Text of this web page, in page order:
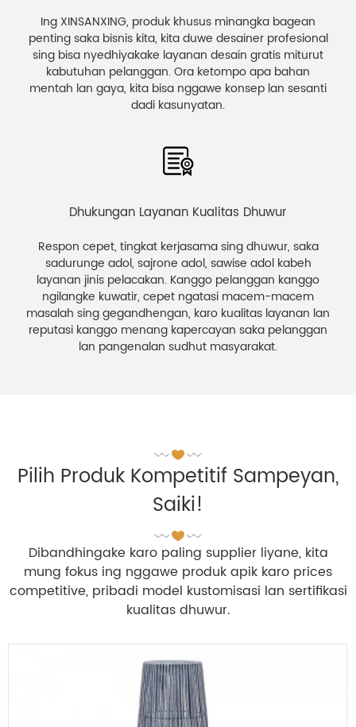
Ing XINSANXING, produk khusus minangka bagean
penting saka bisnis kita, kita duwe desainer profesional
sing bisa nyedhiyakake layanan desain gratis miturut
kabutuhan pelanggan. Ora ketompo apa bahan
mentah lan gaya, kita bisa nggawe konsep lan sesanti
dadi kasunyatan.
Dhukungan Layanan Kualitas Dhuwur
Respon cepet, tingkat kerjasama sing dhuwur, saka
sadurunge adol, sajrone adol, sawise adol kabeh
layanan jinis pelacakan. Kanggo pelanggan kanggo
ngilangke kuwatir, cepet ngatasi macem-macem
masalah sing gegandhengan, karo kualitas layanan lan
reputasi kanggo menang kapercayan saka pelanggan
lan pangenalan sudhut masyarakat.
Pilih Produk Kompetitif Sampeyan,
Saiki!
Dibandhingake karo paling supplier liyane, kita
mung fokus ing nggawe produk apik karo prices
competitive, pribadi model kustomisasi lan sertifikasi
kualitas dhuwur.